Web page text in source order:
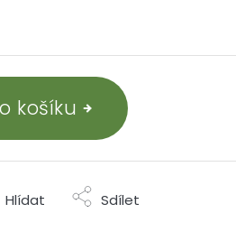
košíku
Hlídat Sdílet